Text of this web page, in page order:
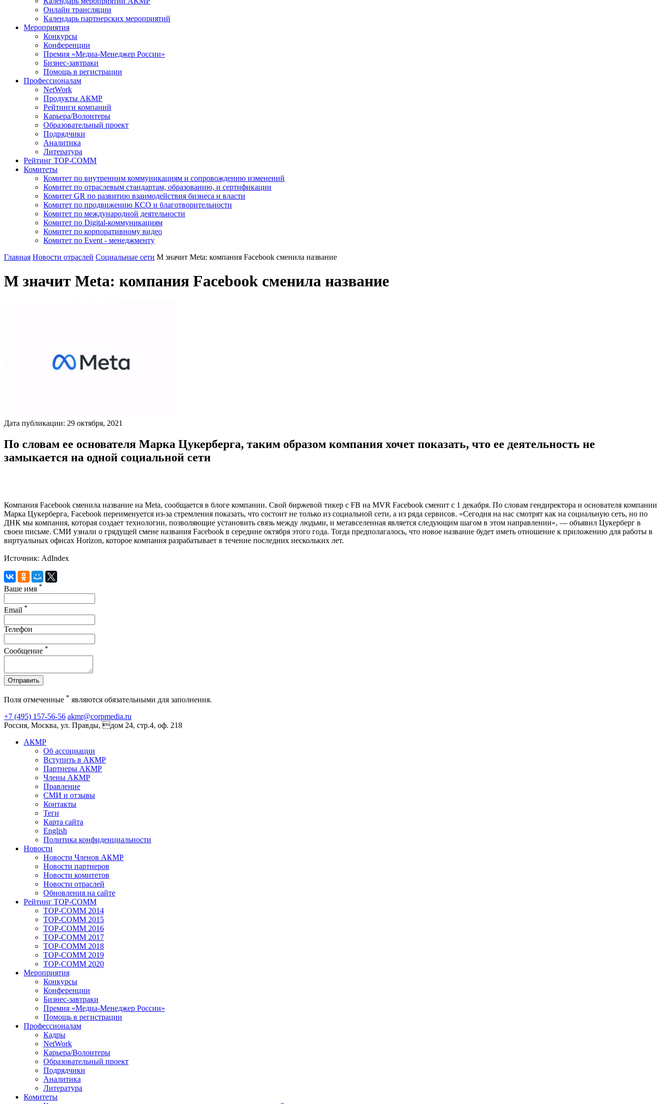
Онлайн трансляции
Календарь партнерских мероприятий
Мероприятия
Конкурсы
Конференции
Премия «Медиа-Менеджер России»
Бизнес-завтраки
Помощь в регистрации
Профессионалам
NetWork
Продукты АКМР
Рейтинги компаний
Карьера/Волонтеры
Образовательный проект
Подрядчики
Аналитика
Литература
Рейтинг TOP-COMM
Комитеты
Комитет по внутренним коммуникациям и сопровождению изменений
Комитет по отраслевым стандартам, образованию, и сертификации
Комитет GR по развитию взаимодействия бизнеса и власти
Комитет по продвижению КСО и благотворительности
Комитет по международной деятельности
Комитет по Digital-коммуникациям
Комитет по корпоративному видео
Комитет по Event - менеджменту
Главная Новости отраслей Социальные сети M значит Meta: компания Facebook сменила название
M значит Meta: компания Facebook сменила название
Дата публикации: 29 октября, 2021
По словам ее основателя Марка Цукерберга, таким образом компания хочет показать, что ее деятельность не
замыкается на одной социальной сети
Компания Facebook сменила название на Meta, сообщается в блоге компании. Свой биржевой тикер с FB на MVR Facebook сменит с 1 декабря. По словам гендиректора и основателя компании
Марка Цукерберга, Facebook переименуется из-за стремления показать, что состоит не только из социальной сети, а из ряда сервисов. «Сегодня на нас смотрят как на социальную сеть, но по
ДНК мы компания, которая создает технологии, позволяющие установить связь между людьми, и метавселенная является следующим шагом в этом направлении», — объявил Цукерберг в
своеи письме. СМИ узнали о грядущей смене названия Facebook в середине октября этого года. Тогда предполагалось, что новое название будет иметь отношение к приложению для работы в
виртуальных офисах Horizon, которое компания разрабатывает в течение последних нескольких лет.
Источник: AdIndex
Ваше имя *
Email *
Телефон
Сообщение *
Отправить
Поля отмеченные * являются обязательными для заполнения.
+7 (495) 157-56-56 akmr@corpmedia.ru
Россия, Москва, ул. Правды, дом 24, стр.4, оф. 218
АКМР
Об ассоциации
Вступить в АКМР
Партнеры АКМР
Члены АКМР
Правление
СМИ и отзывы
Контакты
Теги
Карта сайта
English
Политика конфиденциальности
Новости
Новости Членов АКМР
Новости партнеров
Новости комитетов
Новости отраслей
Обновления на сайте
Рейтинг TOP-COMM
TOP-COMM 2014
TOP-COMM 2015
TOP-COMM 2016
TOP-COMM 2017
TOP-COMM 2018
TOP-COMM 2019
TOP-COMM 2020
Мероприятия
Конкурсы
Конференции
Бизнес-завтраки
Премия «Медиа-Менеджер России»
Помощь в регистрации
Профессионалам
Кадры
NetWork
Карьера/Волонтеры
Образовательный проект
Подрядчики
Аналитика
Литература
Комитеты